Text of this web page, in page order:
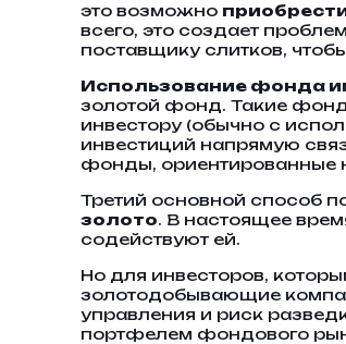
это возможно
всего, это создает
поставщику слитков,
Использование фонда
золотой фонд. Такие
инвестору (обычно с
инвестиций напрямую
фонды, ориентированные
Третий основной способ
золото. В настоящее
содействуют ей.
Но для инвесторов,
золотодобывающие
управления и риск
портфелем фондового